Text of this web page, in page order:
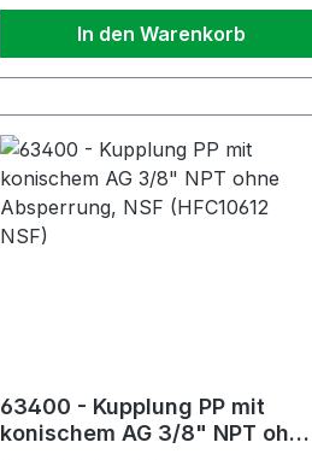
In den Warenkorb
63400 - Kupplung PP mit
konischem AG 3/8" NPT ohne